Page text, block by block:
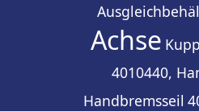
Achse
4010440,
Handbremsseil